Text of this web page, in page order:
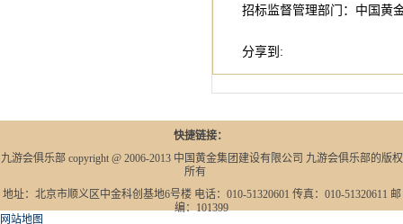
招标监督管理部门：中国黄
分享到:
快捷链接：
九游会俱乐部 copyright @ 2006-2013 中国黄金集团建设有限公司 九游会俱乐部的版权
所有
地址：北京市顺义区中金科创基地6号楼 电话：010-51320601 传真：010-51320611 邮
编：101399
网站地图